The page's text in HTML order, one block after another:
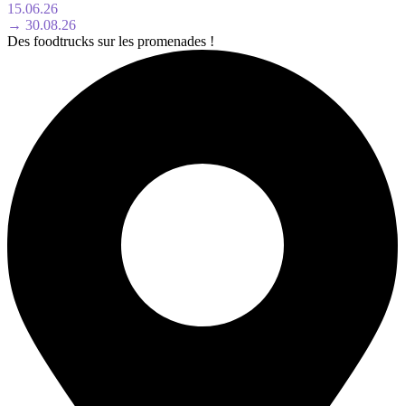
15.06.26
→ 30.08.26
Des foodtrucks sur les promenades !